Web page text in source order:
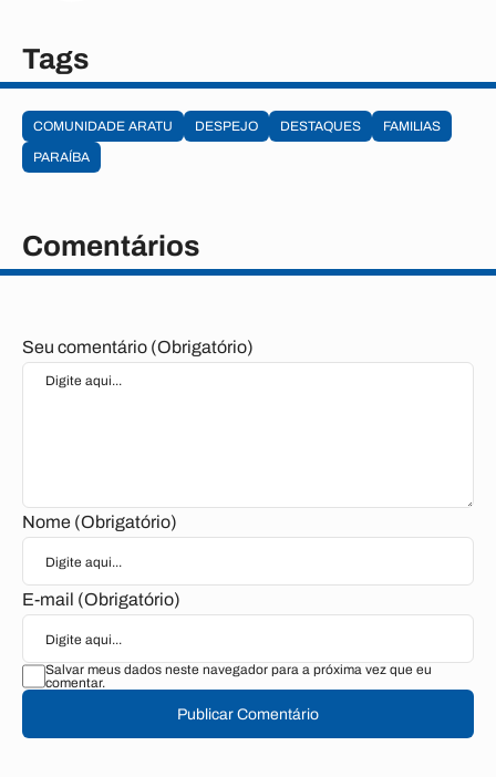
Tags
COMUNIDADE ARATU DESPEJO DESTAQUES
FAMILIAS
PARAÍBA
Comentários
Seu comentário (Obrigatório)
Nome (Obrigatório)
E-mail (Obrigatório)
Salvar meus dados neste navegador para a próxima vez que eu
comentar.
Publicar Comentário